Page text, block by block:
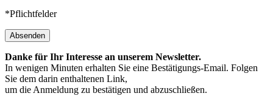
*Pflichtfelder
Absenden
Danke für Ihr Interesse an unserem Newsletter.
In wenigen Minuten erhalten Sie eine Bestätigungs-Email. Folgen
Sie dem darin enthaltenen Link,
um die Anmeldung zu bestätigen und abzuschließen.